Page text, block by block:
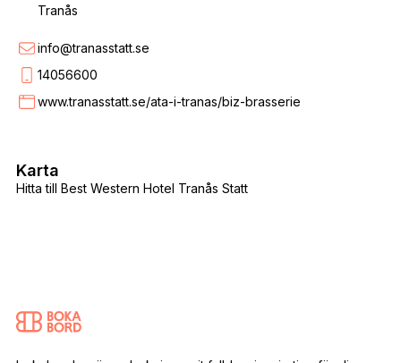
Tranås
info@tranasstatt.se
14056600
www.tranasstatt.se/ata-i-tranas/biz-brasserie
Hitta till Best Western Hotel Tranås Statt
Karta